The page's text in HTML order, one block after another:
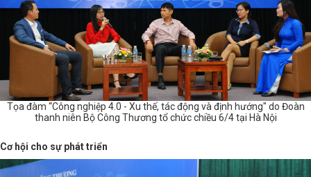
Tọa đàm “Công nghiệp 4.0 - Xu thế, tác động và định hướng" do Đoàn
thanh niên Bộ Công Thương tổ chức chiều 6/4 tại Hà Nội
Cơ hội cho sự phát triển